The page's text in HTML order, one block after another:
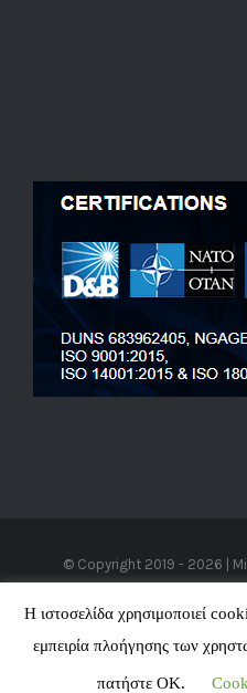
© Copyright 2019 - 2026 |
Η ιστοσελίδα χρησιμοποιεί
εμπειρία πλοήγησης των
πατήστε ΟΚ.